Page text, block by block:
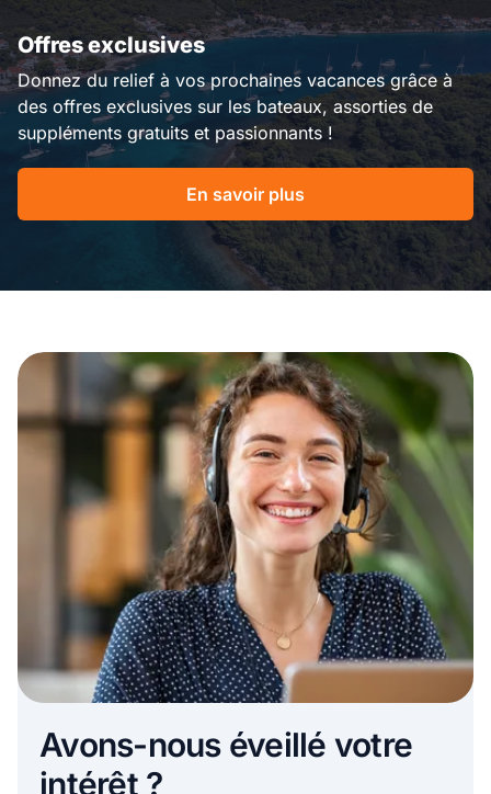
Offres exclusives
Donnez du relief à vos prochaines vacances grâce à
des offres exclusives sur les bateaux, assorties de
suppléments gratuits et passionnants !
En savoir plus
Avons-nous éveillé votre
intérêt ?